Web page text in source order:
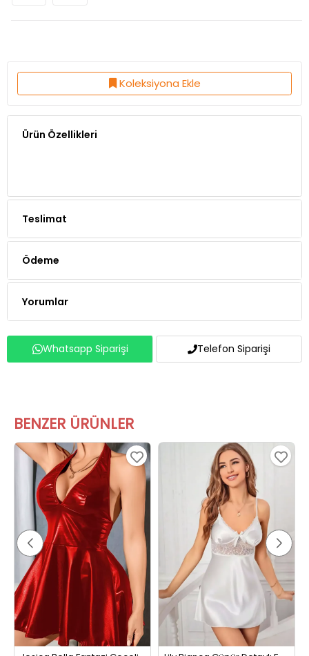
Koleksiyona Ekle
Ürün Özellikleri
Teslimat
Ödeme
Yorumlar
Whatsapp Siparişi Telefon Siparişi
BENZER ÜRÜNLER